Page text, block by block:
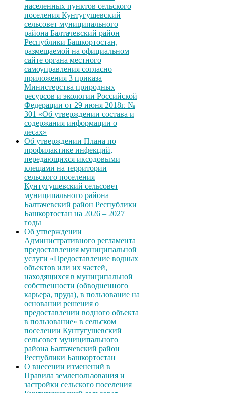
населенных пунктов сельского
поселения Кунтугушевский
сельсовет муниципального
района Балтачевский район
Республики Башкортостан,
размещаемой на официальном
сайте органа местного
самоуправления согласно
приложения 3 приказа
Министерства природных
ресурсов и экологии Российской
Федерации от 29 июня 2018г. №
301 «Об утверждении состава и
содержания информации о
лесах»
Об утверждении Плана по
профилактике инфекций,
передающихся иксодовыми
клещами на территории
сельского поселения
Кунтугушевский сельсовет
муниципального района
Балтачевский район Республики
Башкортостан на 2026 – 2027
годы
Об утверждении
Административного регламента
предоставления муниципальной
услуги «Предоставление водных
объектов или их частей,
находящихся в муниципальной
собственности (обводненного
карьера, пруда), в пользование на
основании решения о
предоставлении водного объекта
в пользование» в сельском
поселении Кунтугушевский
сельсовет муниципального
района Балтачевский район
Республики Башкортостан
О внесении изменений в
Правила землепользования и
застройки сельского поселения